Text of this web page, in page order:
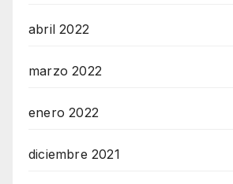
abril 2022
marzo 2022
enero 2022
diciembre 2021